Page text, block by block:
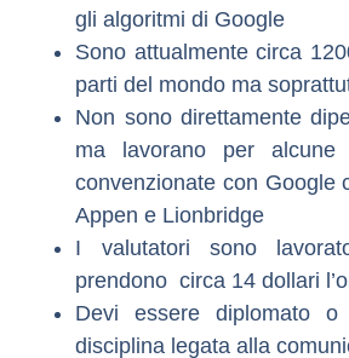
gli algoritmi di Google
Sono attualmente circa
parti del mondo ma
Non sono direttamente
ma lavorano per alcune
convenzionate con Google
Appen e Lionbridge
I valutatori sono
prendono circa 14 dollari
Devi essere diplomato
disciplina legata alla